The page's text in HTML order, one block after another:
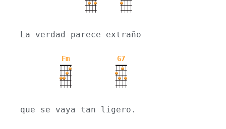
La verdad parece extraño
Fm G7
que se vaya tan ligero.